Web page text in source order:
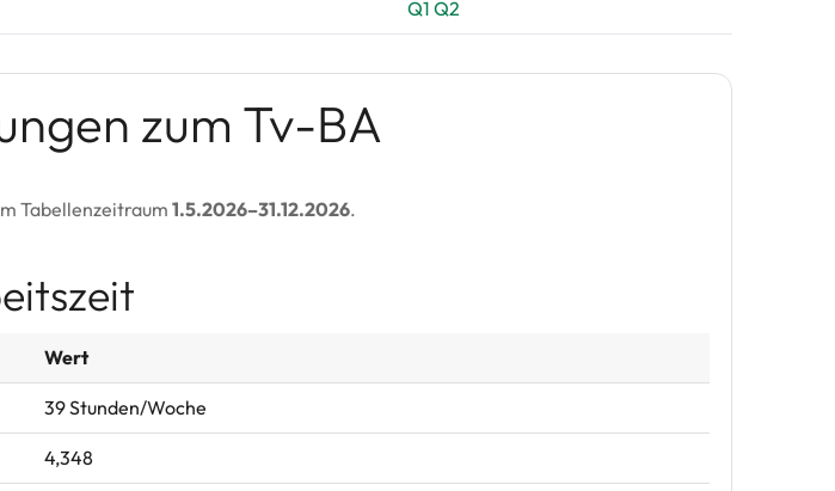
Q1 Q2
zum Tv-BA
Tabellenzeitraum 1.5.2026–31.12.2026.
Wert
39 Stunden/Woche
4,348